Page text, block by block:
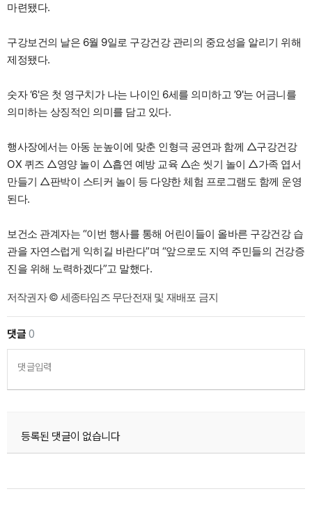
마련됐다.
구강보건의 날은 6월 9일로 구강건강 관리의 중요성을 알리기 위해
제정됐다.
숫자 ‘6'은 첫 영구치가 나는 나이인 6세를 의미하고 ’9'는 어금니를
의미하는 상징적인 의미를 담고 있다.
행사장에서는 아동 눈높이에 맞춘 인형극 공연과 함께 △구강건강
OX 퀴즈 △영양 놀이 △흡연 예방 교육 △손 씻기 놀이 △가족 엽서
만들기 △판박이 스티커 놀이 등 다양한 체험 프로그램도 함께 운영
된다.
보건소 관계자는 “이번 행사를 통해 어린이들이 올바른 구강건강 습
관을 자연스럽게 익히길 바란다”며 “앞으로도 지역 주민들의 건강증
진을 위해 노력하겠다”고 말했다.
저작권자 © 세종타임즈 무단전재 및 재배포 금지
댓글0
댓글입력
등록된 댓글이 없습니다